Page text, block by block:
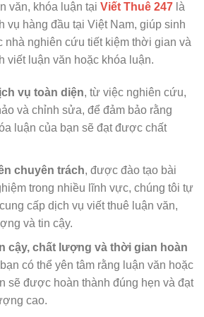
văn, khóa luận tại Viết Thuê 247 là
vụ hàng đầu tại Việt Nam, giúp sinh
nhà nghiên cứu tiết kiệm thời gian và
viết luận văn hoặc khóa luận.
vụ toàn diện, từ việc nghiên cứu,
và chỉnh sửa, để đảm bảo rằng
luận của bạn sẽ đạt được chất
chuyên trách, được đào tạo bài
trong nhiều lĩnh vực, chúng tôi tự
cấp dịch vụ viết thuê luận văn,
và tin cậy.
cậy, chất lượng và thời gian hoàn
có thể yên tâm rằng luận văn hoặc
sẽ được hoàn thành đúng hẹn và đạt
cao.